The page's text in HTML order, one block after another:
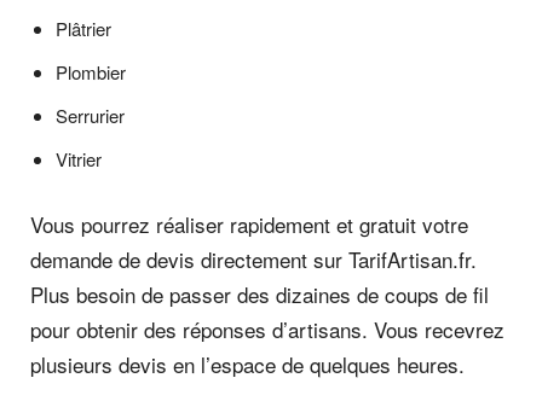
Plâtrier
Plombier
Serrurier
Vitrier
Vous pourrez réaliser rapidement et gratuit votre
demande de devis directement sur TarifArtisan.fr.
Plus besoin de passer des dizaines de coups de fil
pour obtenir des réponses d’artisans. Vous recevrez
plusieurs devis en l’espace de quelques heures.